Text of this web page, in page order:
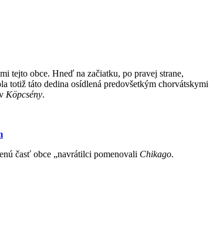
tejto obce. Hneď na začiatku, po pravej strane,
totiž táto dedina osídlená predovšetkým chorvátskymi
Köpcsény.
časť obce „navrátilci pomenovali Chikago.